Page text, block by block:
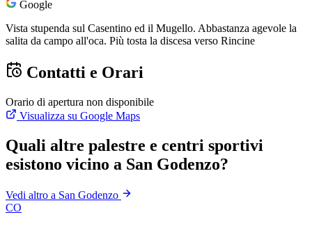
Google
Vista stupenda sul Casentino ed il Mugello. Abbastanza agevole la
salita da campo all'oca. Più tosta la discesa verso Rincine
Contatti e Orari
Orario di apertura non disponibile
Visualizza su Google Maps
Quali altre palestre e centri sportivi
esistono vicino a San Godenzo?
Vedi altro a San Godenzo
CO